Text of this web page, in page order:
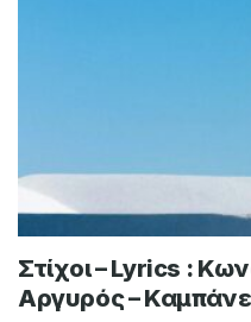
Στίχοι – Lyrics :
Αργυρός –